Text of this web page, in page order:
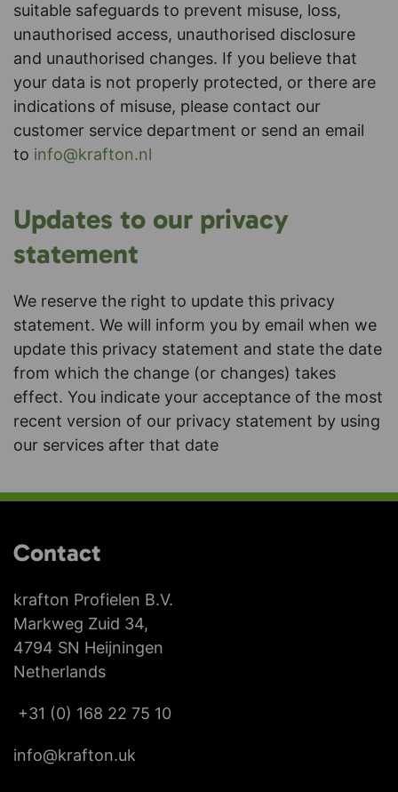
suitable safeguards to prevent misuse, loss,
unauthorised access, unauthorised disclosure
and unauthorised changes. If you believe that
your data is not properly protected, or there are
indications of misuse, please contact our
customer service department or send an email
to info@krafton.nl
Updates to our privacy
statement
We reserve the right to update this privacy
statement. We will inform you by email when we
update this privacy statement and state the date
from which the change (or changes) takes
effect. You indicate your acceptance of the most
recent version of our privacy statement by using
our services after that date
Contact
krafton Profielen B.V.
Markweg Zuid 34,
4794 SN Heijningen
Netherlands
+31 (0) 168 22 75 10
info@krafton.uk